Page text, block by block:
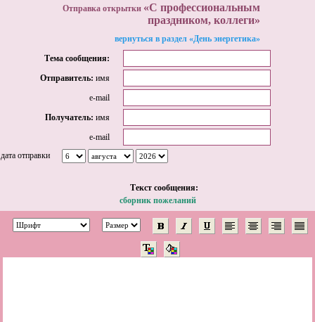
Отправка открытки «С профессиональным
праздником, коллеги»
вернуться в раздел «День энергетика»
Тема сообщения:
Отправитель: имя
e-mail
Получатель: имя
e-mail
дата отправки
Tекст сообщения:
сборник пожеланий